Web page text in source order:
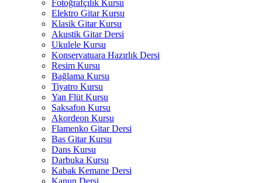
Fotoğrafçılık Kursu
Elektro Gitar Kursu
Klasik Gitar Kursu
Akustik Gitar Dersi
Ukulele Kursu
Konservatuara Hazırlık Dersi
Resim Kursu
Bağlama Kursu
Tiyatro Kursu
Yan Flüt Kursu
Saksafon Kursu
Akordeon Kursu
Flamenko Gitar Dersi
Bas Gitar Kursu
Dans Kursu
Darbuka Kursu
Kabak Kemane Dersi
Kanun Dersi